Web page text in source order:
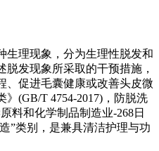
理现象，分为生理性脱发和
发现象所采取的干预措施，
、促进毛囊健康或改善头皮微
(GB/T 4754-2017)，防脱洗
料和化学制品制造业-268日
”类别，是兼具清洁护理与功